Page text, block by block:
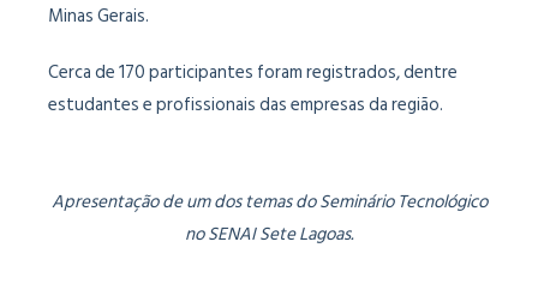
Minas Gerais.
Cerca de 170 participantes foram registrados, dentre
estudantes e profissionais das empresas da região.
Apresentação de um dos temas do Seminário Tecnológico
no SENAI Sete Lagoas.